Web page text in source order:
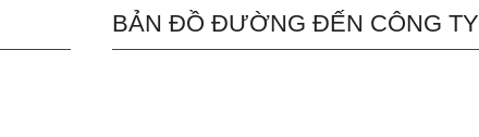
BẢN ĐỒ ĐƯỜNG ĐẾN CÔNG TY